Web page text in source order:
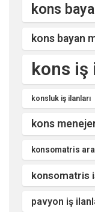
kons
kons bayan
kons iş
konsluk iş ilanları
kons
konsomatris
konsomatris
pavyon iş